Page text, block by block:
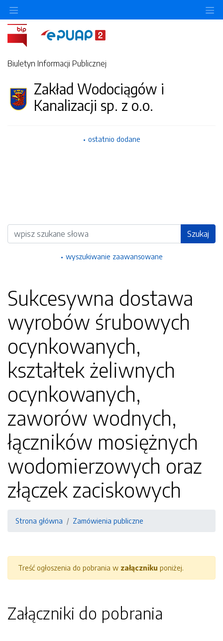
Biuletyn Informacji Publicznej
Zakład Wodociągów i
Kanalizacji sp. z o.o.
ostatnio dodane
Wyszukiwarka Szukaj
wyszukiwanie zaawansowane
Sukcesywna dostawa
wyrobów śrubowych
ocynkowanych,
kształtek żeliwnych
ocynkowanych,
zaworów wodnych,
łączników mosiężnych
wodomierzowych oraz
złączek zaciskowych
Strona główna Zamówienia publiczne
Treść ogłoszenia do pobrania w załączniku poniżej.
Załączniki do pobrania